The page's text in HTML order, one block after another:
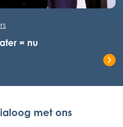
= nu
met ons